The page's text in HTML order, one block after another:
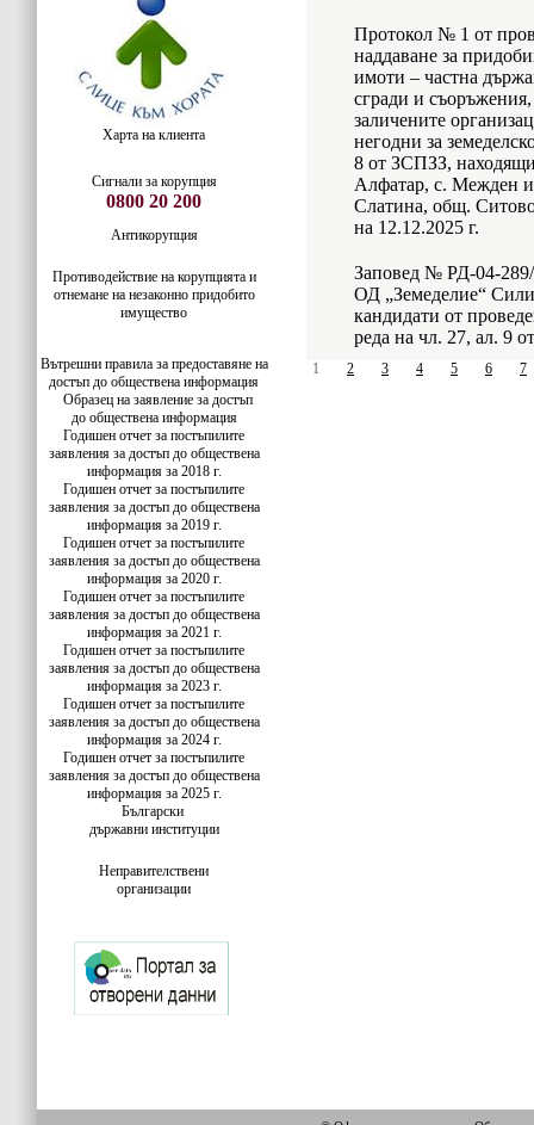
Харта на клиента
Сигнали за корупция
0800 20 200
Антикорупция
Противодействие на корупцията и
отнемане на незаконно придобито
имущество
Вътрешни правила за предоставяне на
достъп до обществена информация
Образец на заявление за достъп
до обществена информация
Годишен отчет за постъпилите
заявления за достъп до обществена
информация за 2018 г.
Годишен отчет за постъпилите
заявления за достъп до обществена
информация за 2019 г.
Годишен отчет за постъпилите
заявления за достъп до обществена
информация за 2020 г.
Годишен отчет за постъпилите
заявления за достъп до обществена
информация за 2021 г.
Годишен отчет за постъпилите
заявления за достъп до обществена
информация за 2023 г.
Годишен отчет за постъпилите
заявления за достъп до обществена
информация за 2024 г.
Годишен отчет за постъпилите
заявления за достъп до обществена
информация за 2025 г.
Български
държавни институции
Неправителствени
организации
Протокол № 1 от
наддаване за
имоти – частна
сгради и
заличените
негодни за
8 от ЗСПЗЗ,
Алфатар, с. Межден
Слатина, общ.
на 12.12.2025 г.
Заповед № РД-04-289/
ОД „Земеделие“
кандидати от
реда на чл. 27, ал. 9
1 2 3 4 5 6 7